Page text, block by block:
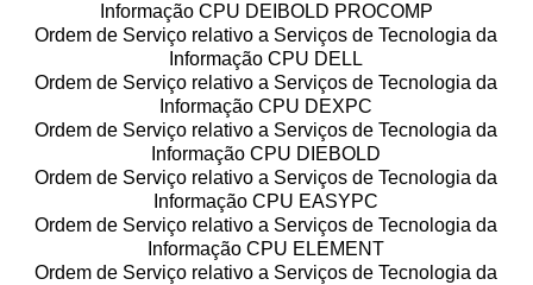
Informação CPU DEIBOLD PROCOMP
Ordem de Serviço relativo a Serviços de Tecnologia da
Informação CPU DELL
Ordem de Serviço relativo a Serviços de Tecnologia da
Informação CPU DEXPC
Ordem de Serviço relativo a Serviços de Tecnologia da
Informação CPU DIEBOLD
Ordem de Serviço relativo a Serviços de Tecnologia da
Informação CPU EASYPC
Ordem de Serviço relativo a Serviços de Tecnologia da
Informação CPU ELEMENT
Ordem de Serviço relativo a Serviços de Tecnologia da